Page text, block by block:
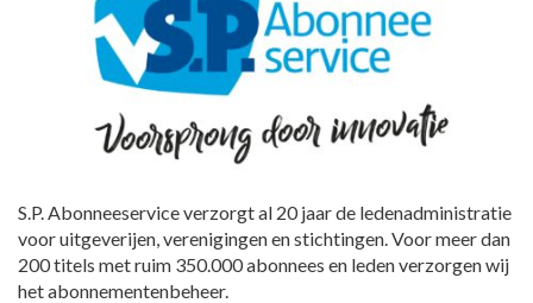
S.P. Abonneeservice verzorgt al 20 jaar de ledenadministratie
voor uitgeverijen, verenigingen en stichtingen. Voor meer dan
200 titels met ruim 350.000 abonnees en leden verzorgen wij
het abonnementenbeheer.